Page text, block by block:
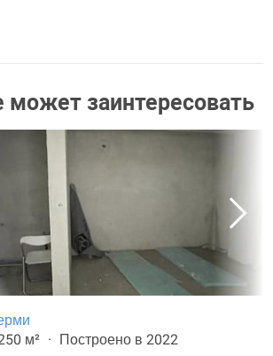
может заинтересовать
м²
Построено в 2022